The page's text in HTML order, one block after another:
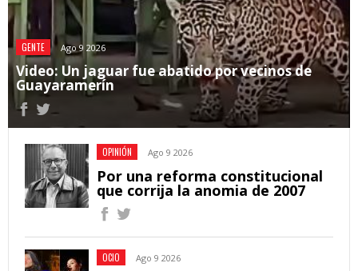
GENTE Ago 9 2026
Video: Un jaguar fue abatido por vecinos de
Guayaramerín
OPINIÓN Ago 9 2026
Por una reforma constitucional
que corrija la anomia de 2007
OCIO Ago 9 2026